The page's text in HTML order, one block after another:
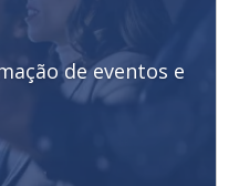
de eventos e